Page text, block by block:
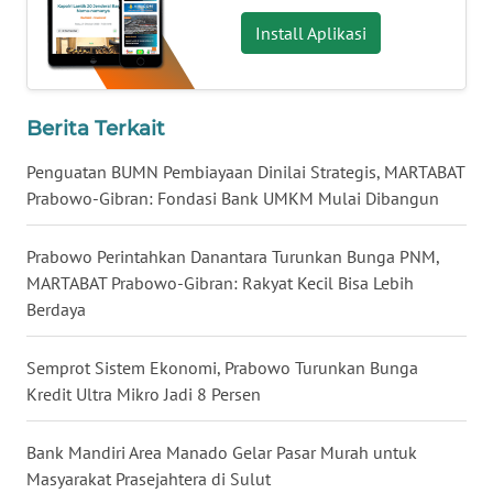
Install Aplikasi
Berita Terkait
Penguatan BUMN Pembiayaan Dinilai Strategis, MARTABAT
Prabowo-Gibran: Fondasi Bank UMKM Mulai Dibangun
Prabowo Perintahkan Danantara Turunkan Bunga PNM,
MARTABAT Prabowo-Gibran: Rakyat Kecil Bisa Lebih
Berdaya
Semprot Sistem Ekonomi, Prabowo Turunkan Bunga
Kredit Ultra Mikro Jadi 8 Persen
Bank Mandiri Area Manado Gelar Pasar Murah untuk
Masyarakat Prasejahtera di Sulut
WN
BABEL
SUMBAR
WN
WN
BENGKULU
LAMPUNG
JATENG